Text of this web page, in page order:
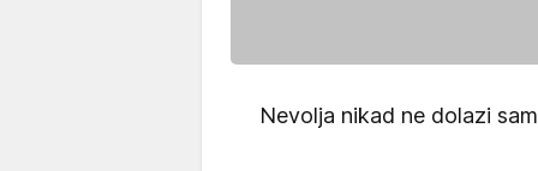
Nevolja nikad ne dolazi